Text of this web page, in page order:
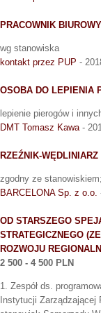
PRACOWNIK BIUROWY
wg stanowiska
kontakt przez PUP -
OSOBA DO LEPIENIA
lepienie pierogów i
DMT Tomasz Kawa-
RZEŹNIK-WĘDLINIARZ
zgodny ze
BARCELONA Sp. z o.o.
OD STARSZEGO
STRATEGICZNEGO
ROZWOJU
2 500 - 4 500 PLN
1. Zespół ds.
Instytucji